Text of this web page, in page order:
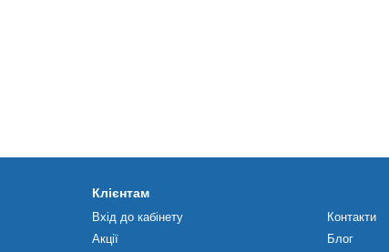
Клієнтам
Вхід до кабінету
Акції
Контакти
Блог